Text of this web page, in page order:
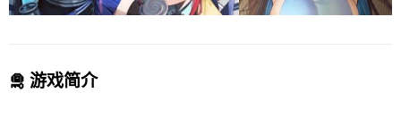
🛅 游戏简介